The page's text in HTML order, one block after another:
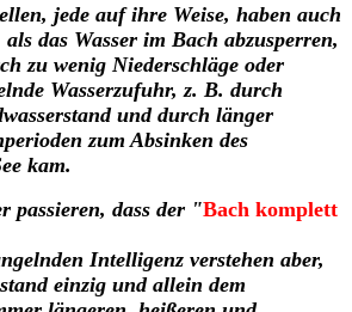
jede auf ihre Weise, haben auch
das Wasser im Bach abzusperren,
zu wenig Niederschläge oder
Wasserzufuhr, z. B. durch
und durch länger
zum Absinken des
kam.
passieren, dass der "Bach komplett
Intelligenz verstehen aber,
einzig und allein dem